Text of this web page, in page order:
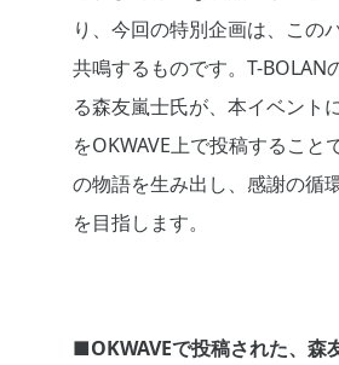
り、今回の特別企画は、この
共鳴するものです。T-BOLAN
る森友嵐士氏が、本イベント
をOKWAVE上で投稿すること
の物語を生み出し、感謝の循
を目指します。
■OKWAVEで投稿された、森